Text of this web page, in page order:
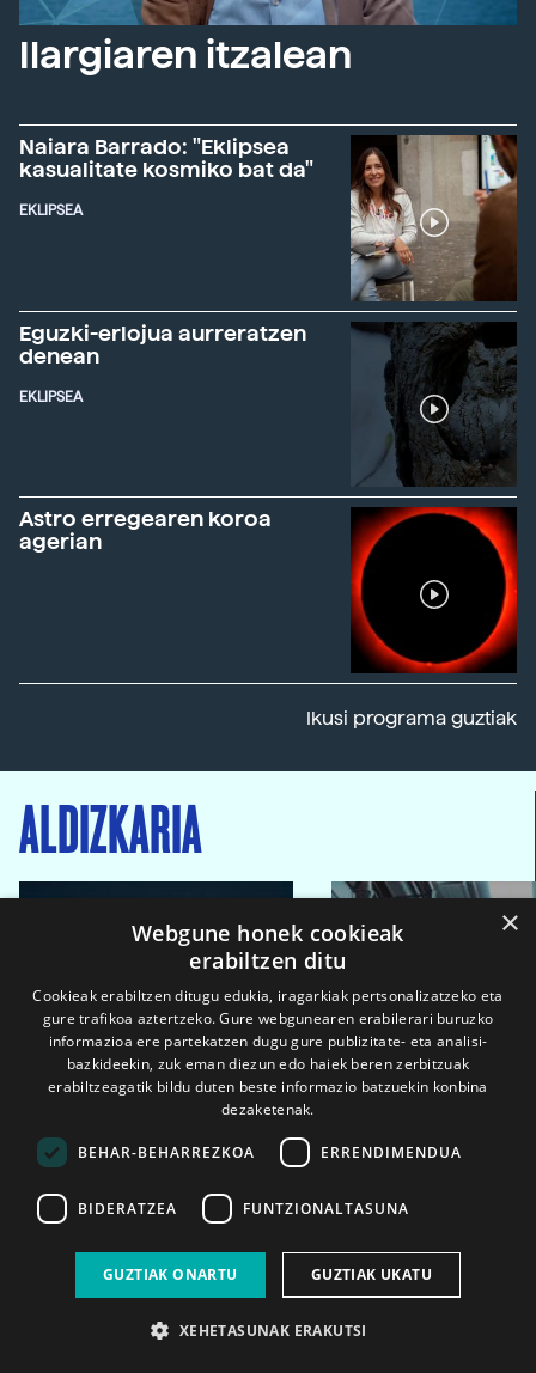
Ilargiaren itzalean
Naiara Barrado: "Eklipsea
kasualitate kosmiko bat da"
EKLIPSEA
Eguzki-erlojua aurreratzen
denean
EKLIPSEA
Astro erregearen koroa
agerian
Ikusi programa guztiak
ALDIZKARIA
×
Webgune honek cookieak
erabiltzen ditu
Cookieak erabiltzen ditugu edukia, iragarkiak pertsonalizatzeko eta
gure trafikoa aztertzeko. Gure webgunearen erabilerari buruzko
informazioa ere partekatzen dugu gure publizitate- eta analisi-
bazkideekin, zuk eman diezun edo haiek beren zerbitzuak
erabiltzeagatik bildu duten beste informazio batzuekin konbina
dezaketenak.
BEHAR-BEHARREZKOA ERRENDIMENDUA
BIDERATZEA FUNTZIONALTASUNA
GUZTIAK ONARTU GUZTIAK UKATU
XEHETASUNAK ERAKUTSI